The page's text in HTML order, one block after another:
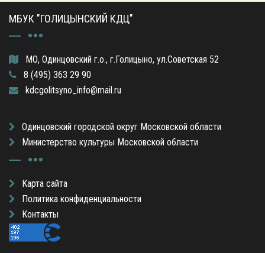
МБУК "ГОЛИЦЫНСКИЙ КДЦ"
МО, Одинцовский г.о., г.Голицыно, ул.Советская 52
8 (495) 363 29 90
kdcgolitsyno_info@mail.ru
Одинцовский городской округ Московской области
Министерство культуры Московской области
Карта сайта
Политика конфиденциальности
Контакты